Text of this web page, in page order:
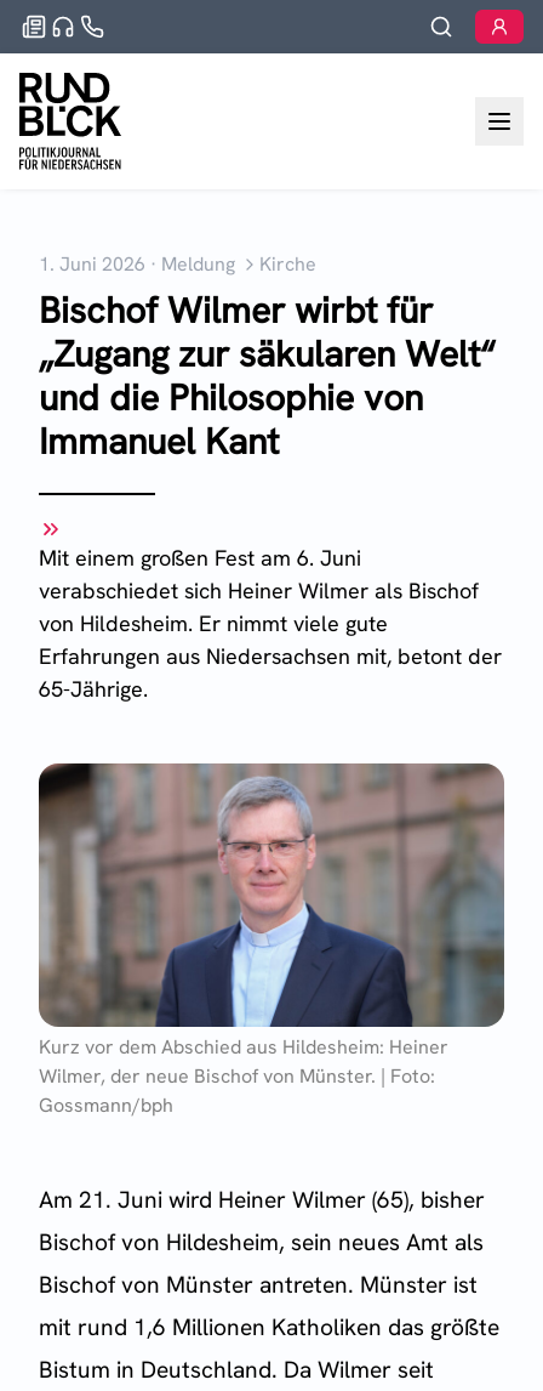
1. Juni 2026 · Meldung Kirche
Bischof Wilmer wirbt für
„Zugang zur säkularen Welt“
und die Philosophie von
Immanuel Kant
Mit einem großen Fest am 6. Juni
verabschiedet sich Heiner Wilmer als Bischof
von Hildesheim. Er nimmt viele gute
Erfahrungen aus Niedersachsen mit, betont der
65-Jährige.
Kurz vor dem Abschied aus Hildesheim: Heiner
Wilmer, der neue Bischof von Münster. | Foto:
Gossmann/bph
Am 21. Juni wird Heiner Wilmer (65), bisher
Bischof von Hildesheim, sein neues Amt als
Bischof von Münster antreten. Münster ist
mit rund 1,6 Millionen Katholiken das größte
Bistum in Deutschland. Da Wilmer seit